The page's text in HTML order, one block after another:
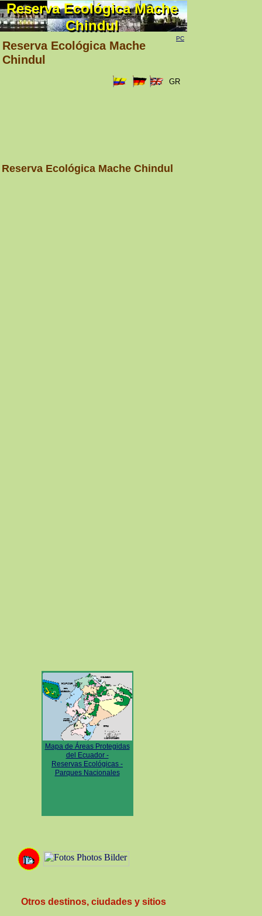
PC
Reserva Ecológica Mache
Chindul
Reserva Ecológica Mache
Chindul
Reserva Ecológica Mache
Chindul
Reserva Ecológica Mache Chindul
Otros destinos, ciudades y sitios
Mapa de Áreas Protegidas
del Ecuador -
Reservas Ecológicas -
Parques Nacionales
GR